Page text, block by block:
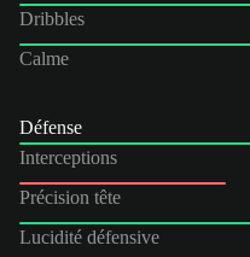
Dribbles
Calme
Défense
Interceptions
Précision tête
Lucidité défensive